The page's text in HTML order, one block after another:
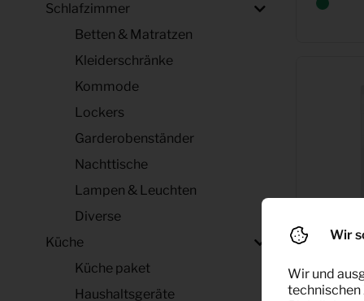
Schlafzimmer
Betten & Matratzen
Kleiderschränke
Kommode
Lockers
Garderobenständer
Nachttische
Lampen & Leuchten
Diverse
Küche
Küche paket
Haushaltsgeräte
Wir
Wir und
technischen